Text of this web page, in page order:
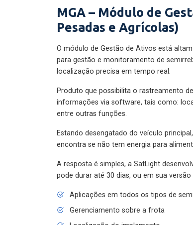
MGA – Módulo de
Pesadas e Agrícolas)
O módulo de Gestão de Ativos está
para gestão e monitoramento de
localização precisa em tempo real.
Produto que possibilita o rastreamento
informações via software, tais como:
entre outras funções.
Estando desengatado do veículo
encontra se não tem energia para
A resposta é simples, a SatLight
pode durar até 30 dias, ou em sua
Aplicações em todos os tipos de
Gerenciamento sobre a frota
Localização do implemento